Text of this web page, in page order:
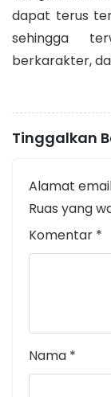
dapat terus
sehingga
berkarakter,
Tinggalkan
Alamat
Ruas yang
Komentar *
Nama *